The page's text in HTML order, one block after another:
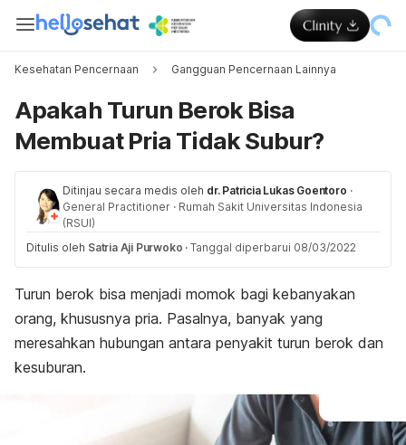
Kesehatan Pencernaan Gangguan Pencernaan Lainnya
Apakah Turun Berok Bisa
Membuat Pria Tidak Subur?
Ditinjau secara medis oleh dr. Patricia Lukas Goentoro ·
General Practitioner · Rumah Sakit Universitas Indonesia
(RSUI)
Ditulis oleh Satria Aji Purwoko · Tanggal diperbarui 08/03/2022
Turun berok bisa menjadi momok bagi kebanyakan
orang, khususnya pria. Pasalnya, banyak yang
meresahkan hubungan antara penyakit turun berok dan
kesuburan.